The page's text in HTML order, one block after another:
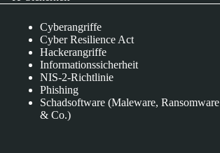
Cyberangriffe
Cyber Resilience Act
Hackerangriffe
Informationssicherheit
NIS-2-Richtlinie
Phishing
Schadsoftware (Maleware, Ransomware
& Co.)